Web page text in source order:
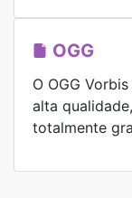
OGG
O OGG
alta
totalmente